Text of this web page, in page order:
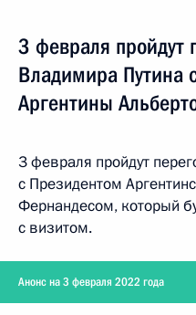
3 февраля пройдут
Владимира Путина
Аргентины
3 февраля пройдут
с Президентом
Фернандесом, который
с визитом.
Анонс на 3 февраля 2022 года